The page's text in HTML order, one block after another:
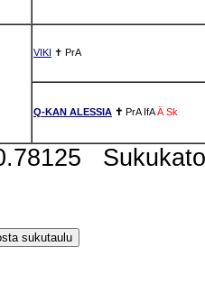
VIKI ✝ PrA
Q-KAN ALESSIA ✝ PrA IfA Ä Sk